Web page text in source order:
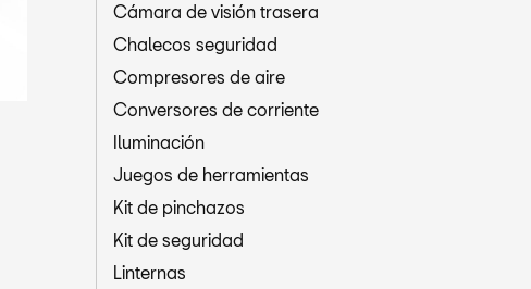
Cámara de visión trasera
Chalecos seguridad
Compresores de aire
Conversores de corriente
Iluminación
Juegos de herramientas
Kit de pinchazos
Kit de seguridad
Linternas